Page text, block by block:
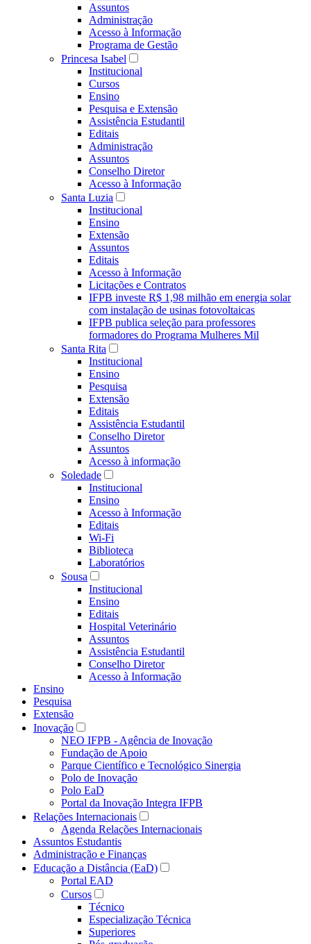
Assuntos
Administração
Acesso à Informação
Programa de Gestão
Princesa Isabel
Institucional
Cursos
Ensino
Pesquisa e Extensão
Assistência Estudantil
Editais
Administração
Assuntos
Conselho Diretor
Acesso à Informação
Santa Luzia
Institucional
Ensino
Extensão
Assuntos
Editais
Acesso à Informação
Licitações e Contratos
IFPB investe R$ 1,98 milhão em energia solar
com instalação de usinas fotovoltaicas
IFPB publica seleção para professores
formadores do Programa Mulheres Mil
Santa Rita
Institucional
Ensino
Pesquisa
Extensão
Editais
Assistência Estudantil
Conselho Diretor
Assuntos
Acesso à informação
Soledade
Institucional
Ensino
Acesso à Informação
Editais
Wi-Fi
Biblioteca
Laboratórios
Sousa
Institucional
Ensino
Editais
Hospital Veterinário
Assuntos
Assistência Estudantil
Conselho Diretor
Acesso à Informação
Ensino
Pesquisa
Extensão
Inovação
NEO IFPB - Agência de Inovação
Fundação de Apoio
Parque Científico e Tecnológico Sinergia
Polo de Inovação
Polo EaD
Portal da Inovação Integra IFPB
Relações Internacionais
Agenda Relações Internacionais
Assuntos Estudantis
Administração e Finanças
Educação a Distância (EaD)
Portal EAD
Cursos
Técnico
Especialização Técnica
Superiores